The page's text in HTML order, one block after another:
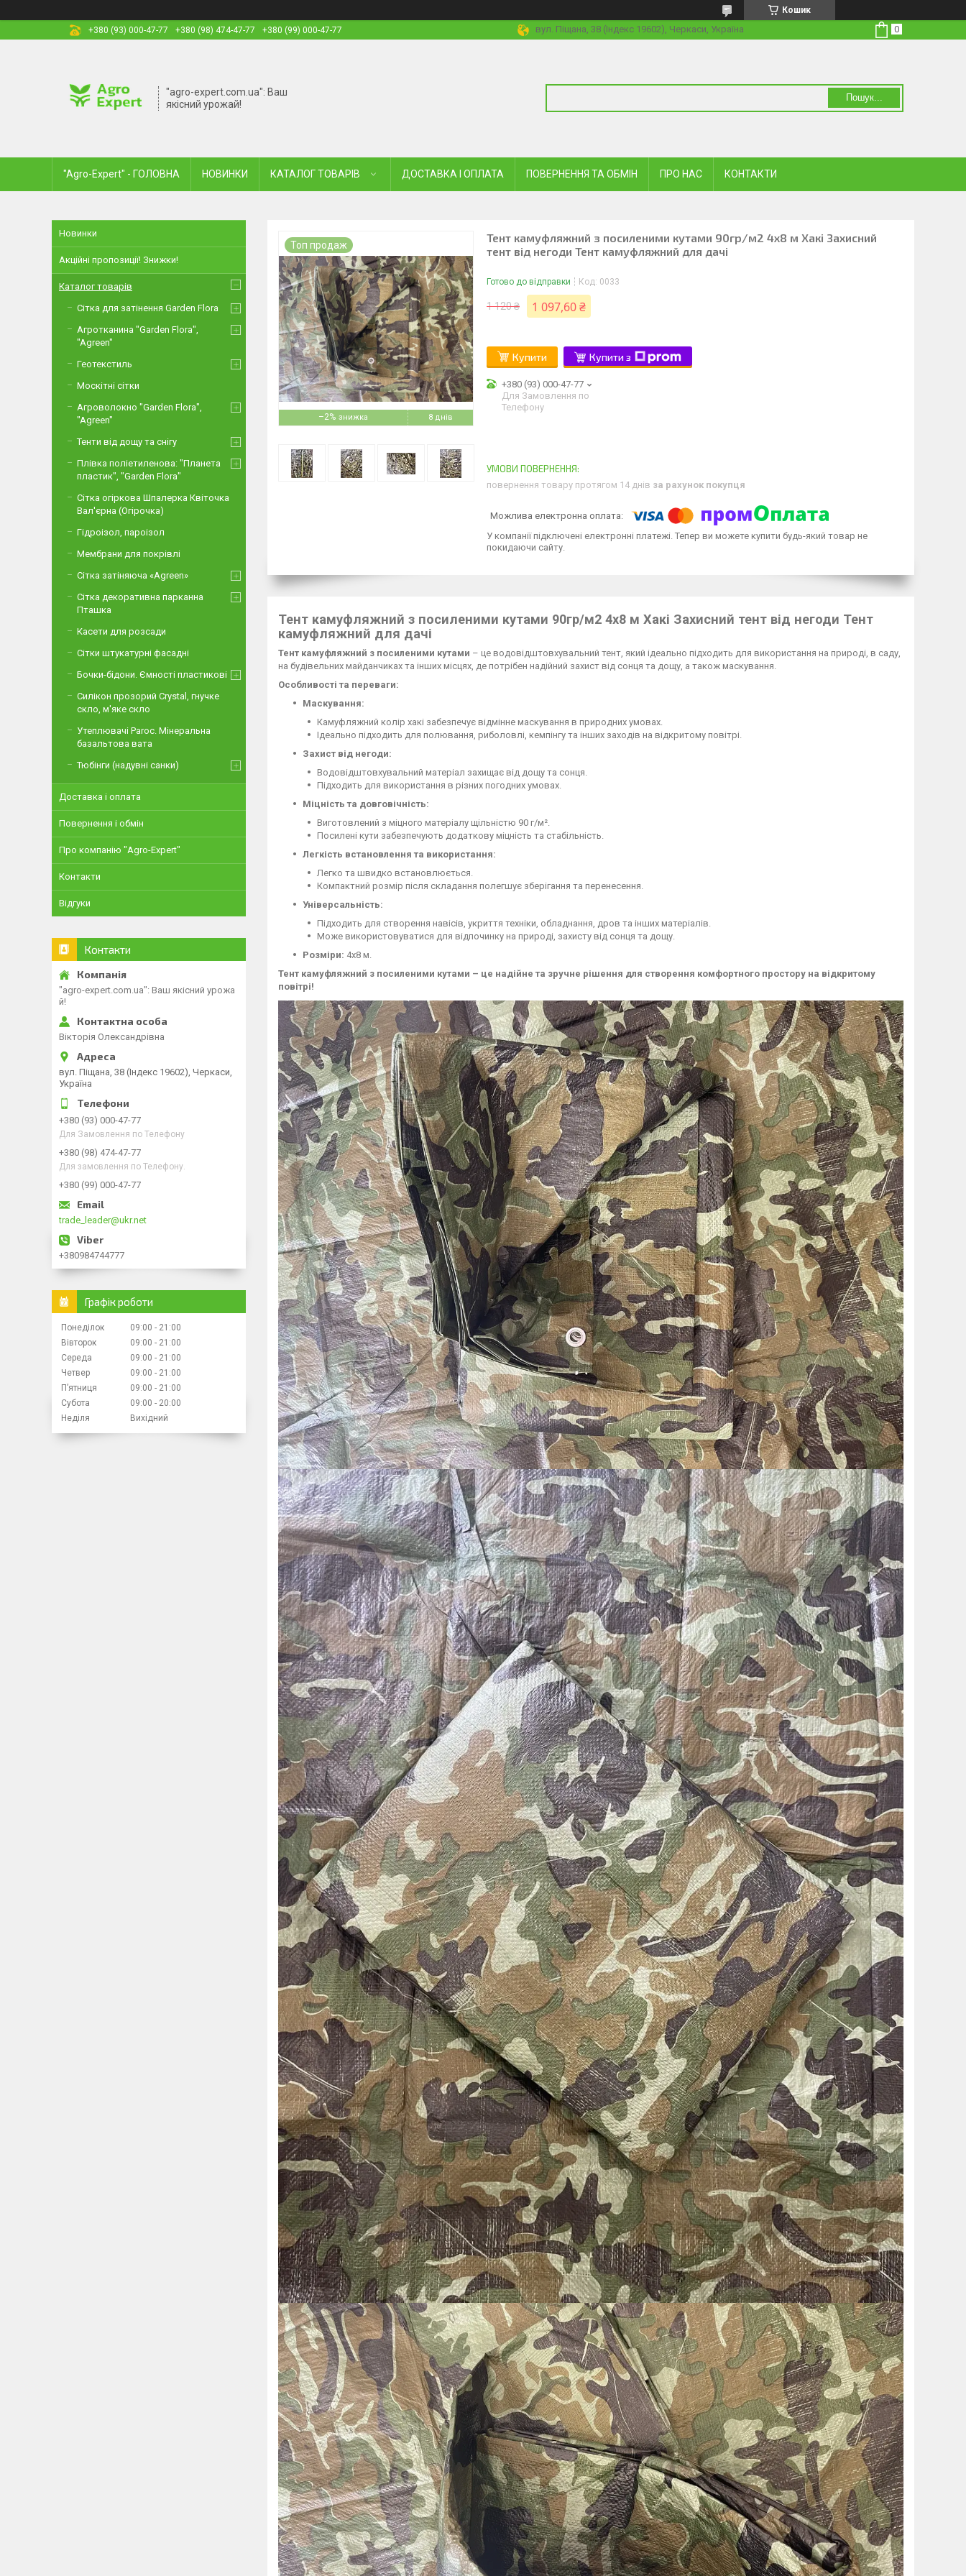
Кошик
+380 (93) 000-47-77
+380 (98) 474-47-77 +380 (99) 000-47-77 вул. Піщана, 38 (Індекс 19602), Черкаси, Україна
"agro-expert.com.ua": Ваш
якісний урожай!
Пошук...
"Agro-Expert" - ГОЛОВНА НОВИНКИ КАТАЛОГ ТОВАРІВ ДОСТАВКА І ОПЛАТА ПОВЕРНЕННЯ ТА ОБМІН ПРО НАС КОНТАКТИ
–2% 8 днів
Топ продаж
Тент камуфляжний з посиленими кутами 90гр/м2 4х8 м Хакі Захисний
тент від негоди Тент камуфляжний для дачі
Готово до відправки Код: 0033
1 120 ₴ 1 097,60 ₴
Купити Купити з
+380 (93) 000-47-77
Для Замовлення по
Телефону
повернення товару протягом 14 днів за рахунок покупця
У компанії підключені електронні платежі. Тепер ви можете купити будь-який товар не
покидаючи сайту.
Тент камуфляжний з посиленими кутами 90гр/м2 4х8 м Хакі Захисний тент від негоди Тент
камуфляжний для дачі
Тент камуфляжний з посиленими кутами – це водовідштовхувальний тент, який ідеально підходить для використання на природі, в саду,
на будівельних майданчиках та інших місцях, де потрібен надійний захист від сонця та дощу, а також маскування.
Особливості та переваги:
Маскування:
Камуфляжний колір хакі забезпечує відмінне маскування в природних умовах.
Ідеально підходить для полювання, риболовлі, кемпінгу та інших заходів на відкритому повітрі.
Захист від негоди:
Водовідштовхувальний матеріал захищає від дощу та сонця.
Підходить для використання в різних погодних умовах.
Міцність та довговічність:
Виготовлений з міцного матеріалу щільністю 90 г/м².
Посилені кути забезпечують додаткову міцність та стабільність.
Легкість встановлення та використання:
Легко та швидко встановлюється.
Компактний розмір після складання полегшує зберігання та перенесення.
Універсальність:
Підходить для створення навісів, укриття техніки, обладнання, дров та інших матеріалів.
Може використовуватися для відпочинку на природі, захисту від сонця та дощу.
Розміри: 4х8 м.
Тент камуфляжний з посиленими кутами – це надійне та зручне рішення для створення комфортного простору на відкритому
повітрі!
Новинки
Акційні пропозиції! Знижки!
Каталог товарів
Сітка для затінення Garden Flora
Агротканина "Garden Flora",
"Agreen"
Геотекстиль
Москітні сітки
Агроволокно "Garden Flora",
"Agreen"
Тенти від дощу та снігу
Плівка поліетиленова: "Планета
пластик", "Garden Flora"
Сітка огіркова Шпалерка Квіточка
Вал'єрна (Огірочка)
Гідроізол, пароізол
Мембрани для покрівлі
Сітка затіняюча «Agreen»
Сітка декоративна парканна
Пташка
Касети для розсади
Сітки штукатурні фасадні
Бочки-бідони. Ємності пластикові
Силікон прозорий Crystal, гнучке
скло, м'яке скло
Утеплювачі Paroc. Мінеральна
базальтова вата
Тюбінги (надувні санки)
Доставка і оплата
Повернення і обмін
Про компанію "Agro-Expert"
Контакти
Відгуки
Контакти
"agro-expert.com.ua": Ваш якісний урожа
й!
Вікторія Олександрівна
вул. Піщана, 38 (Індекс 19602), Черкаси,
Україна
+380 (93) 000-47-77
Для Замовлення по Телефону
+380 (98) 474-47-77
Для замовлення по Телефону.
+380 (99) 000-47-77
trade_leader@ukr.net
+380984744777
Графік роботи
Понеділок 09:00
21:00
Вівторок
09:00
21:00
Середа
09:00
21:00
Четвер
09:00
21:00
Пʼятниця
09:00
21:00
Субота
09:00
20:00
Неділя
Вихідний